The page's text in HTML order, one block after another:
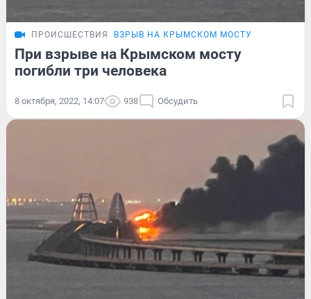
ПРОИСШЕСТВИЯ ВЗРЫВ НА КРЫМСКОМ МОСТУ
При взрыве на Крымском мосту
погибли три человека
8 октября, 2022, 14:07 938 Обсудить